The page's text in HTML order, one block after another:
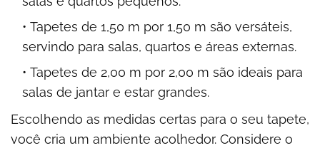
Tapetes de 1,50 m por 1,50 m são versáteis,
servindo para salas, quartos e áreas externas.
Tapetes de 2,00 m por 2,00 m são ideais para
salas de jantar e estar grandes.
Escolhendo as medidas certas para o seu tapete,
você cria um ambiente acolhedor. Considere o